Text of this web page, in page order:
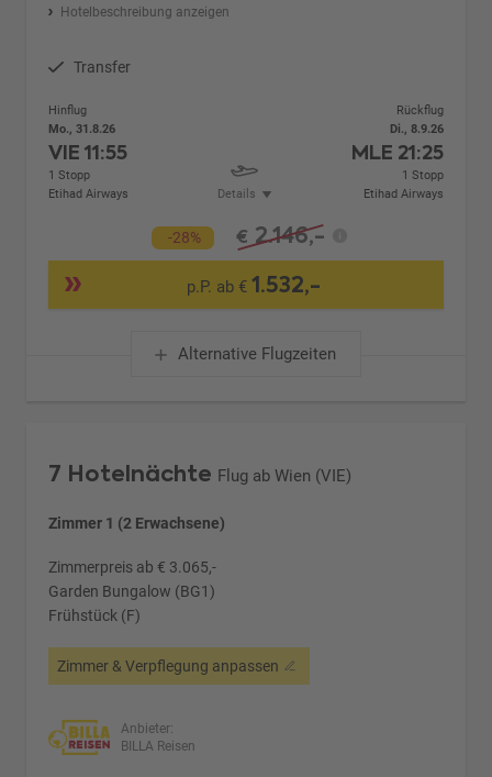
Hotelbeschreibung anzeigen
Transfer
Hinflug
Mo., 31.8.26
VIE11:55
1 Stopp
Etihad Airways
Details
Rückflug
Di., 8.9.26
MLE 21:25
1 Stopp
Etihad Airways
-28% € 2.146,-
p.P. ab €1.532,-
Alternative Flugzeiten
7 Hotelnächte Flug ab Wien (VIE)
Zimmer 1 (2 Erwachsene)
Zimmerpreis ab € 3.065,-
Garden Bungalow (BG1)
Frühstück (F)
Zimmer & Verpflegung anpassen
Anbieter:
BILLA Reisen